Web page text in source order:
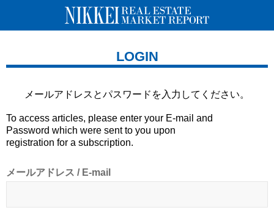
LOGIN
メールアドレスとパスワードを 入力してください。
To access articles, please enter your E-mail and
Password which were sent to you upon
registration for a subscription.
メールアドレス / E-mail